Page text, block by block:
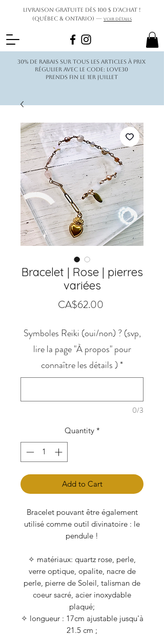
Livraison gratuite dès 100 $ d’achat !
(Québec & Ontario) — Voir détails
30% de rabais sur tous les articles à prix
régulier avec le code: love30
Prends fin le 1er juillet
Bracelet | Rose | pierres
variées
CA$62.00
Symboles Reiki (oui/non) ? (svp,
lire la page "À propos" pour
connaître les détails )*
0/3
Quantity *
Add to Cart
Bracelet pouvant être également
utilisé comme outil divinatoire : le
pendule !
✧ matériaux: quartz rose, perle,
verre optique, opalite, nacre de
perle, pierre de Soleil, talisman de
coeur sacré, acier inoxydable
plaqué;
✧ longueur : 17cm ajustable jusqu'à
21.5 cm ;